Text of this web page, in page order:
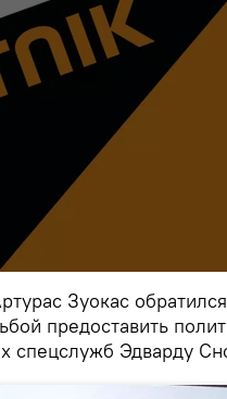
Зуокас
предоставить
спецслужб Эдварду